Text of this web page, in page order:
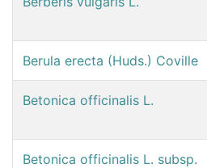
Berula erecta (Huds.) Coville
Betonica officinalis L.
Betonica officinalis L. subsp.